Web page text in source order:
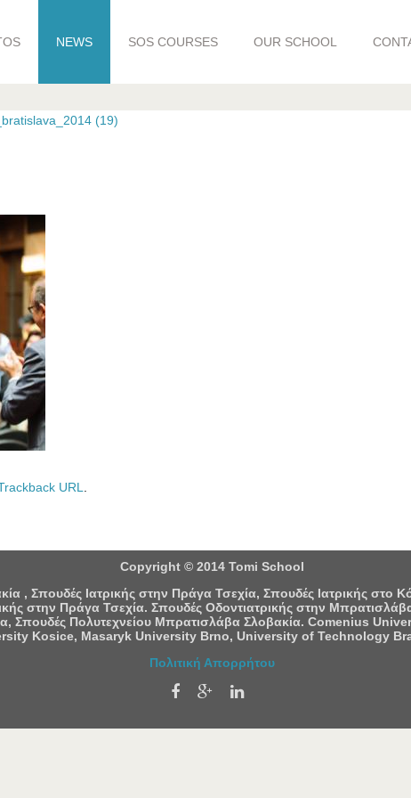
NEWS SOS COURSES OUR SCHOOL
(19)
URL
Copyright © 2014 Tomi School
, Σπουδές Ιατρικής στην Πράγα Τσεχία, Σπουδές Ιατρικής στο
στην Πράγα Τσεχία. Σπουδές Οδοντιατρικής στην
Σπουδές Πολυτεχνείου Μπρατισλάβα Σλοβακία. Comenius
Kosice, Masaryk University Brno, University of Technology
Πολιτική Απορρήτου